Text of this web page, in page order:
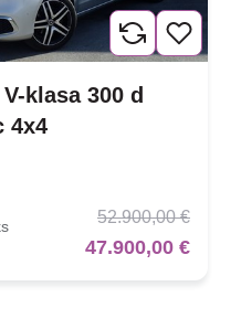
klasa 300 d
4x4
52.900,00 €
47.900,00 €